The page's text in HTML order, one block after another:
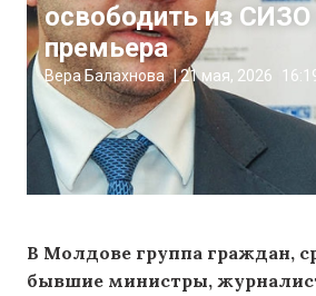
освободить из СИЗО
премьера
Вера Балахнова |21 мая, 2026
В Молдове группа граждан,
бывшие министры,